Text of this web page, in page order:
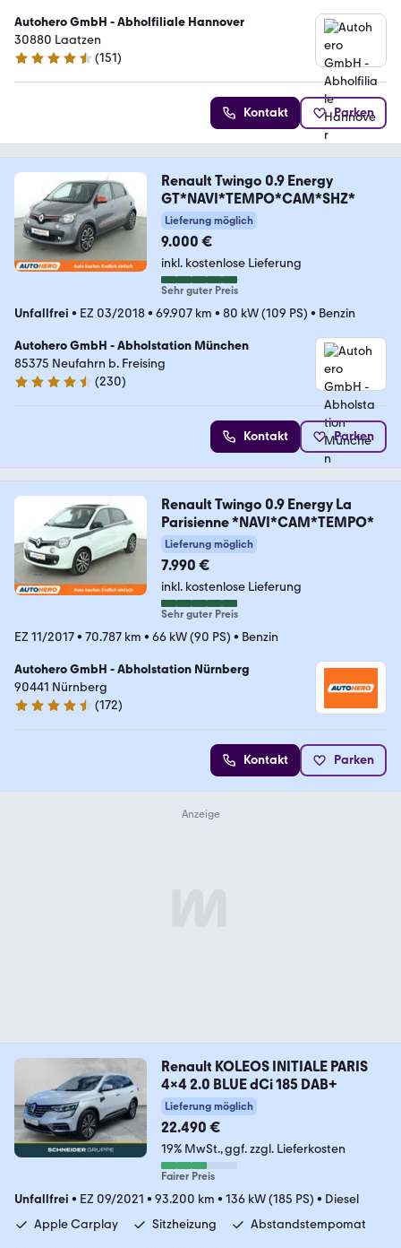
Autohero GmbH - Abholfiliale Hannover
30880 Laatzen
4.7 Sterne
(151)
Kontakt Parken
Renault Twingo 0.9 Energy
GT*NAVI*TEMPO*CAM*SHZ*
Lieferung möglich
9.000 €
inkl. kostenlose Lieferung
Sehr guter Preis
Unfallfrei • EZ 03/2018• 69.907 km • 80 kW (109 PS) • Benzin
Autohero GmbH - Abholstation München
85375 Neufahrn b. Freising
4.4 Sterne
(230)
Kontakt Parken
Renault Twingo 0.9 Energy La
Parisienne *NAVI*CAM*TEMPO*
Lieferung möglich
7.990 €
inkl. kostenlose Lieferung
Sehr guter Preis
EZ 11/2017• 70.787 km • 66 kW (90 PS) • Benzin
Autohero GmbH - Abholstation Nürnberg
90441 Nürnberg
4.5 Sterne
(172)
Kontakt Parken
Renault KOLEOS INITIALE PARIS
4x4 2.0 BLUE dCi 185 DAB+
Lieferung möglich
22.490 €
19% MwSt. ggf. zzgl. Lieferkosten
Fairer Preis
Unfallfrei • EZ 09/2021 • 93.200 km • 136 kW (185 PS) • Diesel
Apple Carplay
Sitzheizung Abstandstempomat